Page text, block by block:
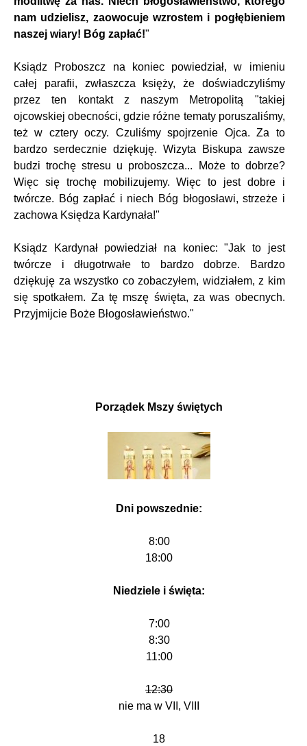
nam udzielisz, zaowocuje wzrostem i pogłębieniem
naszej wiary! Bóg zapłać!"
Ksiądz Proboszcz na koniec powiedział, w imieniu
całej parafii, zwłaszcza księży, że doświadczyliśmy
przez ten kontakt z naszym Metropolitą "takiej
ojcowskiej obecności, gdzie różne tematy poruszaliśmy,
też w cztery oczy. Czuliśmy spojrzenie Ojca. Za to
bardzo serdecznie dziękuję. Wizyta Biskupa zawsze
budzi trochę stresu u proboszcza... Może to dobrze?
Więc się trochę mobilizujemy. Więc to jest dobre i
twórcze. Bóg zapłać i niech Bóg błogosławi, strzeże i
zachowa Księdza Kardynała!"
Ksiądz Kardynał powiedział na koniec: "Jak to jest
twórcze i długotrwałe to bardzo dobrze. Bardzo
dziękuję za wszystko co zobaczyłem, widziałem, z kim
się spotkałem. Za tę mszę święta, za was obecnych.
Przyjmijcie Boże Błogosławieństwo."
Porządek Mszy świętych
Dni powszednie:
8:00
18:00
Niedziele i święta:
7:00
8:30
11:00
12:30
nie ma w VII, VIII
18